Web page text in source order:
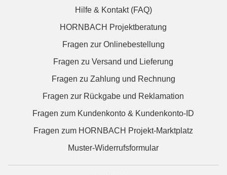
Hilfe & Kontakt (FAQ)
HORNBACH Projektberatung
Fragen zur Onlinebestellung
Fragen zu Versand und Lieferung
Fragen zu Zahlung und Rechnung
Fragen zur Rückgabe und Reklamation
Fragen zum Kundenkonto & Kundenkonto-ID
Fragen zum HORNBACH Projekt-Marktplatz
Muster-Widerrufsformular